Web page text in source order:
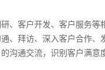
研、客户开发、客户服务等
通、拜访、深入客户合作、
的沟通交流，识别客户满